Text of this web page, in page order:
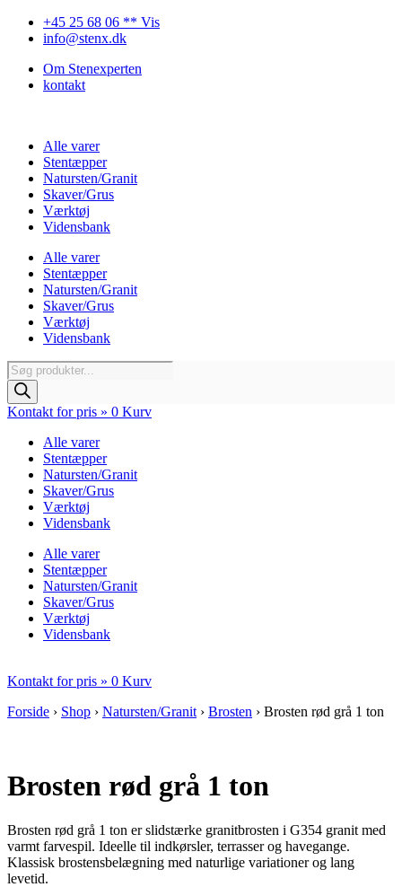
Videre+45 25 68 06 ** Vis
info@stenx.dk
Om Stenexperten
kontakt
Alle varer
Stentæpper
Natursten/Granit
Skaver/Grus
Værktøj
Vidensbank
Alle varer
Stentæpper
Natursten/Granit
Skaver/Grus
Værktøj
Vidensbank
Products
search
Kontakt for pris » 0 Kurv
Alle varer
Stentæpper
Natursten/Granit
Skaver/Grus
Værktøj
Vidensbank
Alle varer
Stentæpper
Natursten/Granit
Skaver/Grus
Værktøj
Vidensbank
Kontakt for pris » 0 Kurv
Forside › Shop › Natursten/Granit › Brosten › Brosten rød grå 1 ton
Brosten rød grå 1 ton
Brosten rød grå 1 ton er slidstærke granitbrosten i G354 granit med
varmt farvespil. Ideelle til indkørsler, terrasser og havegange.
Klassisk brostensbelægning med naturlige variationer og lang
levetid.